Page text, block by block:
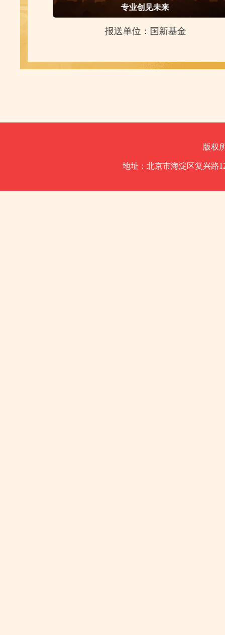
创见未来
报送单位：
版权
地址：北京市海淀区复兴